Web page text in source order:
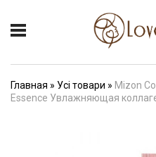
Главная » Усі товари » Mizon
Essence Увлажняющая